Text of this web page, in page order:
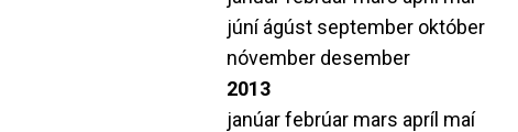
júníágúst september október
nóvember desember
2013
janúarfebrúar mars apríl maí